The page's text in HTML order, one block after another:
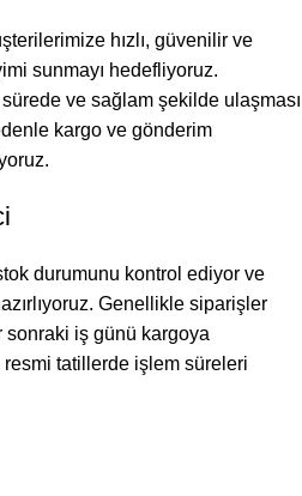
hızlı, güvenilir ve
sunmayı hedefliyoruz.
ve sağlam şekilde ulaşması
kargo ve gönderim
durumunu kontrol ediyor ve
Genellikle siparişler
sonraki iş günü kargoya
tatillerde işlem süreleri